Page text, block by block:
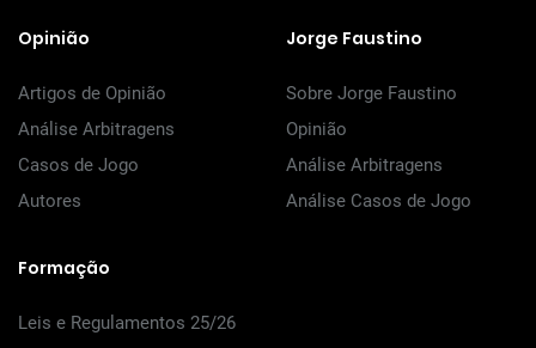
Opinião
Artigos de Opinião
Análise Arbitragens
Casos de Jogo
Autores
Jorge Faustino
Sobre Jorge Faustino
Opinião
Análise Arbitragens
Análise Casos de Jogo
Formação
Leis e Regulamentos 25/26